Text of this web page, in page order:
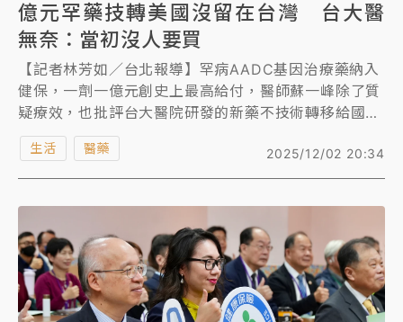
故宮《龍藏經》特展第2檔！今線上預約開賣一度塞車
周六起展出延長至晚上7時
台東農業處長涉圖利渡假村！東檢抗告成功 今重開羈
押庭
父親節泡湯了！中颱白海豚雨彈轟3天 「紅到發紫」降
雨熱區曝
億元罕藥技轉美國沒留在台灣 台大醫
無奈：當初沒人要買
【記者林芳如／台北報導】罕病AADC基因治療藥納入
健保，一劑一億元創史上最高給付，醫師蘇一峰除了質
疑療效，也批評台大醫院研發的新藥不技術轉移給國內
廠商，卻給美國讓藥廠如今拿專利開高價賣給台灣。台
大醫院基因學部主任簡穎秀無奈說：「20年前沒人看
好，沒人要買啊」。
2025/12/02 20:34
生活 醫藥